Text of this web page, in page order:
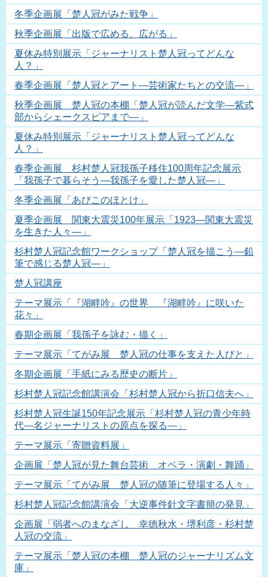
冬季企画展「楚人冠がみた戦争」
秋季企画展「出版で広める、広がる」
夏休み特別展示「ジャーナリスト楚人冠ってどんな
人？」
春季企画展「楚人冠とアート―芸術家たちとの交流―」
秋季企画展 楚人冠の本棚「楚人冠が読んだ文学―紫式
部からシェークスピアまで―」
夏休み特別展示「ジャーナリスト楚人冠ってどんな
人？」
春季企画展 杉村楚人冠我孫子移住100周年記念展示
「我孫子で暮らそう―我孫子を愛した楚人冠―」
冬季企画展「あびこのほとけ」
夏季企画展 関東大震災100年展示「1923―関東大震災
を生きた人々―」
杉村楚人冠記念館ワークショップ「楚人冠を描こう―鉛
筆で感じる楚人冠―」
楚人冠講座
テーマ展示「『湖畔吟』の世界 『湖畔吟』に咲いた
花々」
春期企画展「我孫子を詠む・描く」
テーマ展示「てがみ展 楚人冠の仕事を支えた人びと」
冬期企画展「手紙にみる歴史の断片」
杉村楚人冠記念館講演会「杉村楚人冠から折口信夫へ」
杉村楚人冠生誕150年記念展示「杉村楚人冠の青少年時
代―名ジャーナリストの原点を探る―」
テーマ展示「寄贈資料展」
企画展「楚人冠が見た舞台芸術 オペラ・演劇・舞踊」
テーマ展示「てがみ展 楚人冠の随筆に登場する人々」
杉村楚人冠記念館講演会「大逆事件針文字書簡の発見」
企画展「弱者へのまなざし 幸徳秋水・堺利彦・杉村楚
人冠の交流」
テーマ展示「楚人冠の本棚 楚人冠のジャーナリズム文
庫」